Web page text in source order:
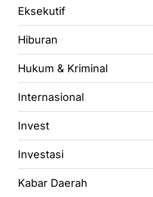
Eksekutif
Hiburan
Hukum & Kriminal
Internasional
Invest
Investasi
Kabar Daerah